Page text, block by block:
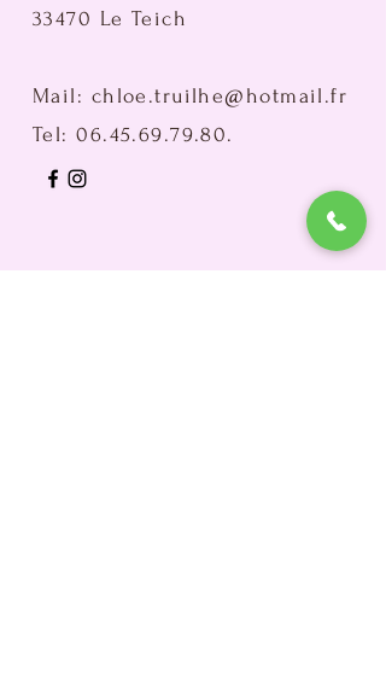
33470 Le Teich
Mail: chloe.truilhe@hotmail.fr
Tel:06.45.69.79.80.